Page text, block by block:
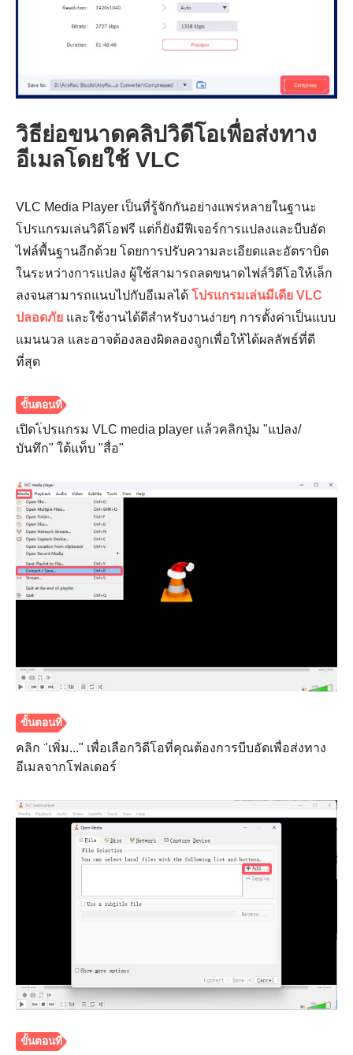
ขั้นตอนที่
วิธีย่อขนาดคลิปวิดีโอเพื่อส่งทาง
อีเมลโดยใช้ VLC
VLC Media Player เป็นที่รู้จักกันอย่างแพร่หลายในฐานะ
โปรแกรมเล่นวิดีโอฟรี แต่ก็ยังมีฟีเจอร์การแปลงและบีบอัด
ไฟล์พื้นฐานอีกด้วย โดยการปรับความละเอียดและอัตราบิต
ในระหว่างการแปลง ผู้ใช้สามารถลดขนาดไฟล์วิดีโอให้เล็ก
ลงจนสามารถแนบไปกับอีเมลได้ โปรแกรมเล่นมีเดีย VLC
ปลอดภัย และใช้งานได้ดีสำหรับงานง่ายๆ การตั้งค่าเป็นแบบ
แมนนวล และอาจต้องลองผิดลองถูกเพื่อให้ได้ผลลัพธ์ที่ดี
ที่สุด
เปิดโปรแกรม VLC media player แล้วคลิกปุ่ม "แปลง/
บันทึก" ใต้แท็บ "สื่อ"
คลิก "เพิ่ม..." เพื่อเลือกวิดีโอที่คุณต้องการบีบอัดเพื่อส่งทาง
อีเมลจากโฟลเดอร์